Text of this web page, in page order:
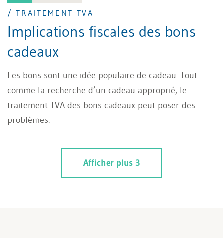
/ TRAITEMENT TVA
Implications fiscales des bons
cadeaux
Les bons sont une idée populaire de cadeau. Tout
comme la recherche d’un cadeau approprié, le
traitement TVA des bons cadeaux peut poser des
problèmes.
Afficher plus 3